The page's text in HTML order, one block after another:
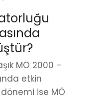
MÖ 2000 –
etkin
ise MÖ